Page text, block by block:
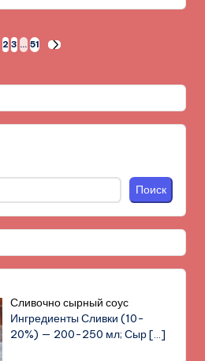
2 3 … 51
СЛЕД.
Поиск
Сливочно сырный соус
Ингредиенты Сливки (10-
20%) — 200-250 мл; Сыр[…]